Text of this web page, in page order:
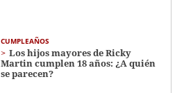
CUMPLEAÑOS
Los hijos mayores de Ricky
Martin cumplen 18 años: ¿A quién
se parecen?